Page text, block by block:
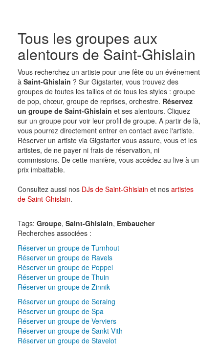
Tous les groupes aux
alentours de Saint-Ghislain
Vous recherchez un artiste pour une fête ou un événement
à Saint-Ghislain ? Sur Gigstarter, vous trouvez des
groupes de toutes les tailles et de tous les styles : groupe
de pop, chœur, groupe de reprises, orchestre. Réservez
un groupe de Saint-Ghislain et ses alentours. Cliquez
sur un groupe pour voir leur profil de groupe. A partir de là,
vous pourrez directement entrer en contact avec l'artiste.
Réserver un artiste via Gigstarter vous assure, vous et les
artistes, de ne payer ni frais de réservation, ni
commissions. De cette manière, vous accédez au live à un
prix imbattable.
Consultez aussi nos DJs de Saint-Ghislain et nos artistes
de Saint-Ghislain.
Tags: Groupe, Saint-Ghislain, Embaucher
Recherches associées :
Réserver un groupe de Turnhout
Réserver un groupe de Ravels
Réserver un groupe de Poppel
Réserver un groupe de Thuin
Réserver un groupe de Zinnik
Réserver un groupe de Seraing
Réserver un groupe de Spa
Réserver un groupe de Verviers
Réserver un groupe de Sankt Vith
Réserver un groupe de Stavelot